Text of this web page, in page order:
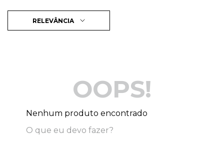
RELEVÂNCIA
OOPS!
Nenhum produto encontrado
O que eu devo fazer?